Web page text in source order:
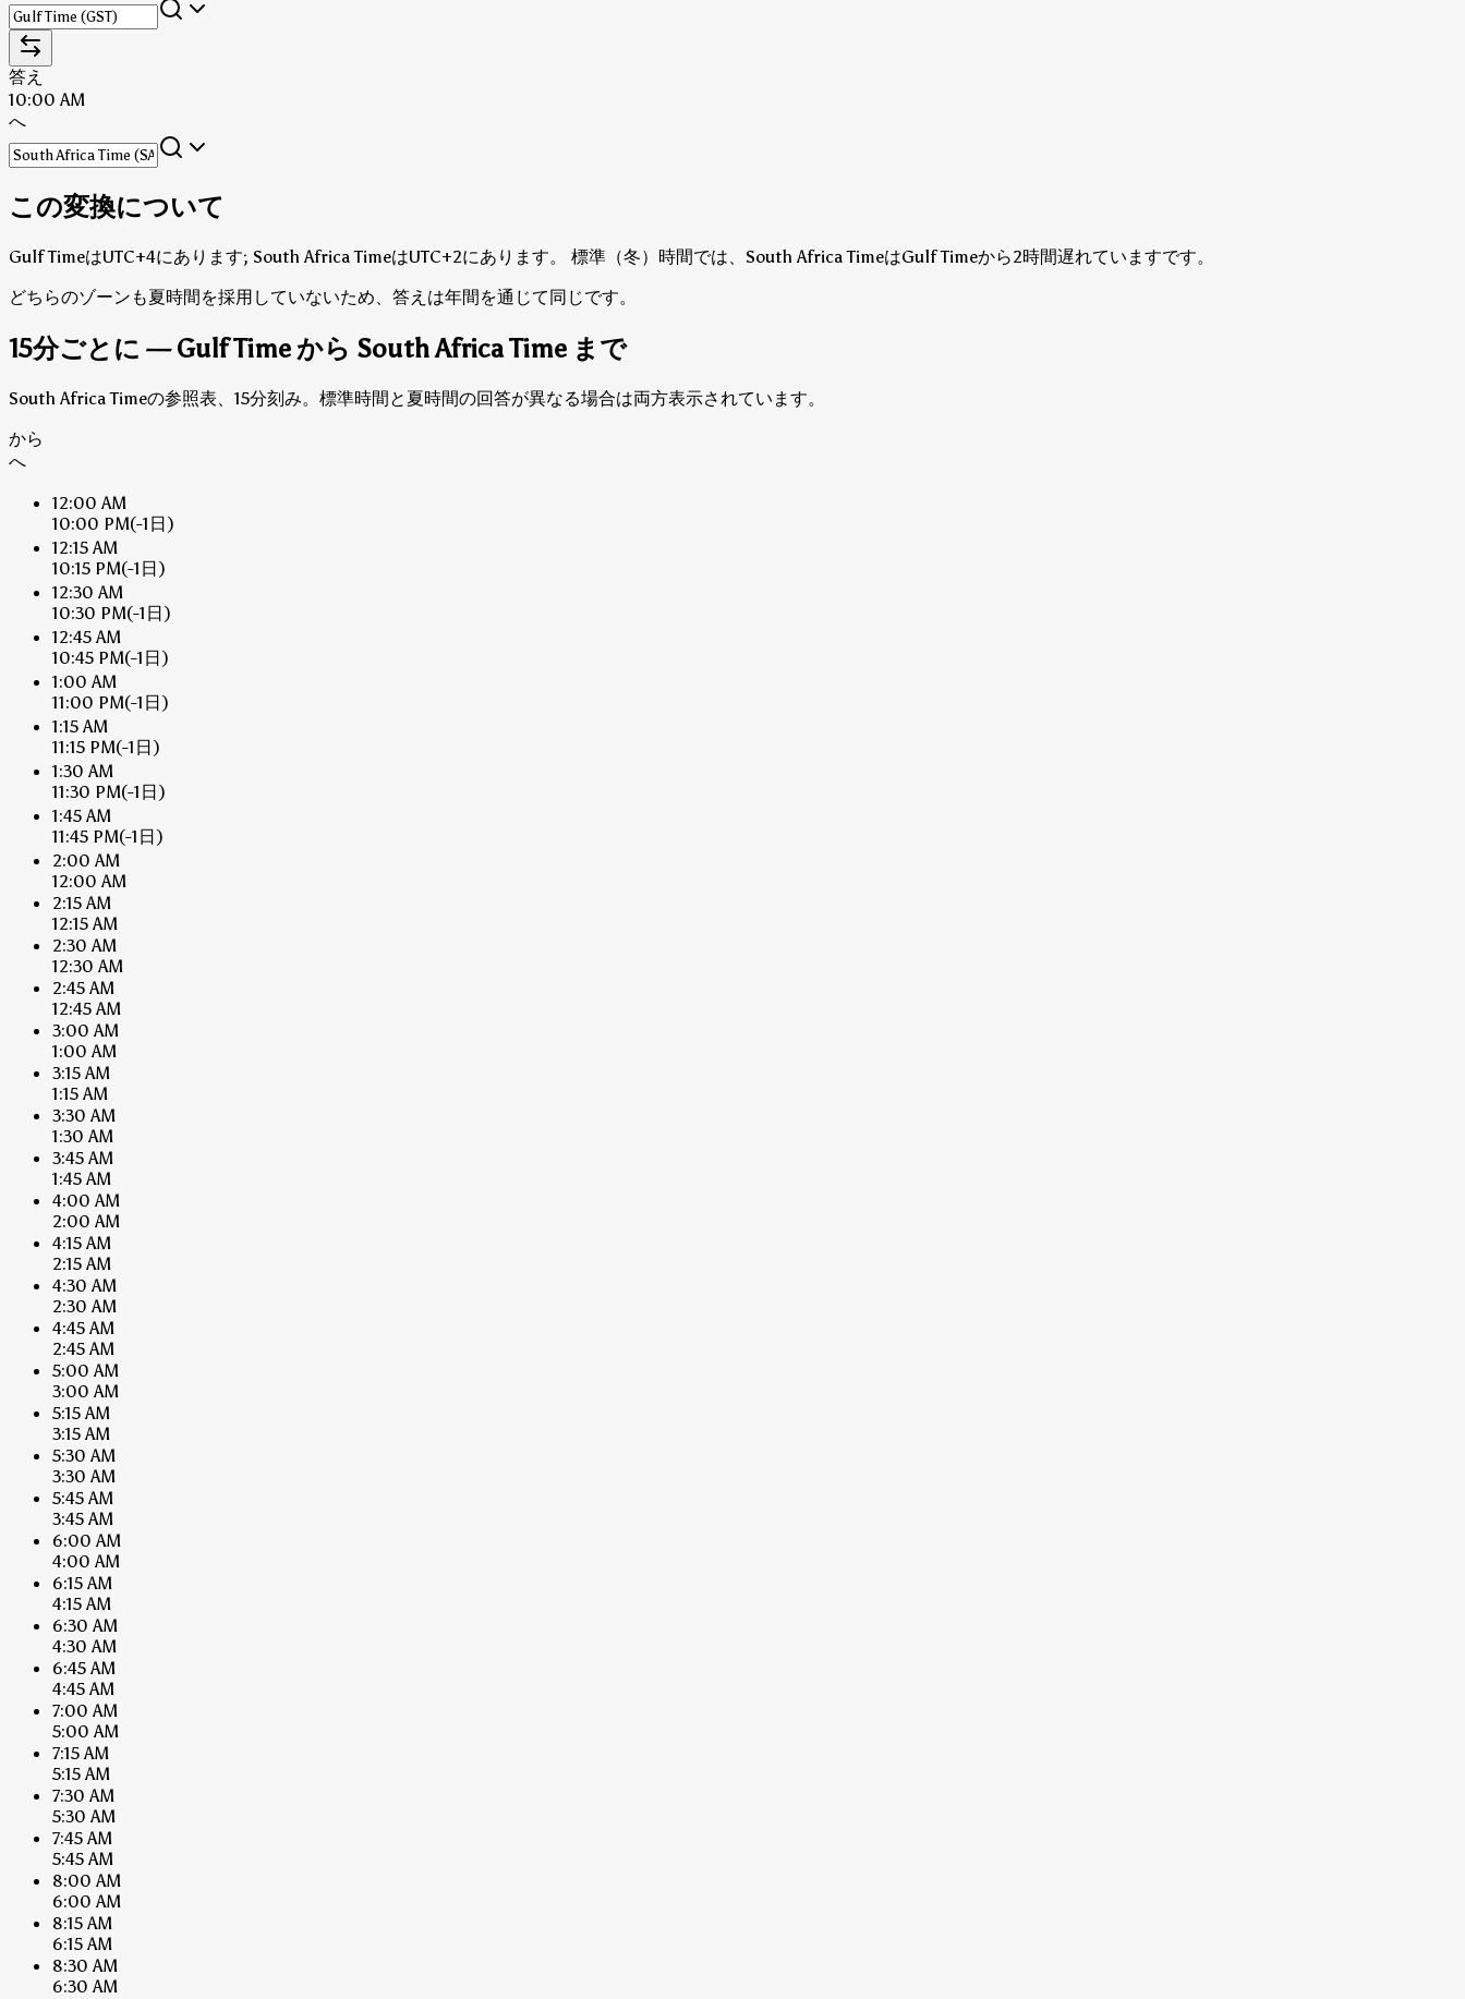
答え
10:00 AM
へ
この変換について
Gulf TimeはUTC+4にあります; South Africa TimeはUTC+2にあります。
標準（冬）時間では、South Africa TimeはGulf Timeから2時間遅れていますです。
どちらのゾーンも夏時間を採用していないため、答えは年間を通じて同じです。
15分ごとに — Gulf Time から South Africa Time まで
South Africa Timeの参照表、15分刻み。標準時間と夏時間の回答が異なる場合は両方表示されています。
から
へ
12:00 AM
10:00 PM(-1日)
12:15 AM
10:15 PM(-1日)
12:30 AM
10:30 PM(-1日)
12:45 AM
10:45 PM(-1日)
1:00 AM
11:00 PM(-1日)
1:15 AM
11:15 PM(-1日)
1:30 AM
11:30 PM(-1日)
1:45 AM
11:45 PM(-1日)
2:00 AM
12:00 AM
2:15 AM
12:15 AM
2:30 AM
12:30 AM
2:45 AM
12:45 AM
3:00 AM
1:00 AM
3:15 AM
1:15 AM
3:30 AM
1:30 AM
3:45 AM
1:45 AM
4:00 AM
2:00 AM
4:15 AM
2:15 AM
4:30 AM
2:30 AM
4:45 AM
2:45 AM
5:00 AM
3:00 AM
5:15 AM
3:15 AM
5:30 AM
3:30 AM
5:45 AM
3:45 AM
6:00 AM
4:00 AM
6:15 AM
4:15 AM
6:30 AM
4:30 AM
6:45 AM
4:45 AM
7:00 AM
5:00 AM
7:15 AM
5:15 AM
7:30 AM
5:30 AM
7:45 AM
5:45 AM
8:00 AM
6:00 AM
8:15 AM
6:15 AM
8:30 AM
6:30 AM